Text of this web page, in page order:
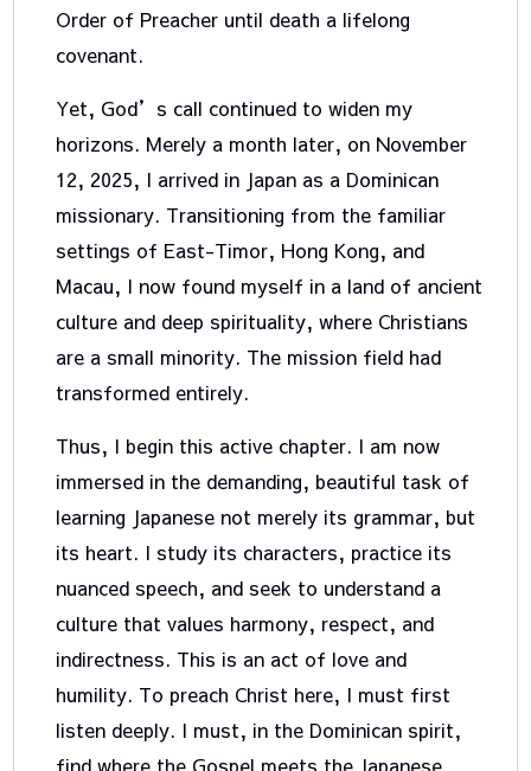
Order of Preacher until death a lifelong
covenant.
Yet, God’s call continued to widen my
horizons. Merely a month later, on November
12, 2025, I arrived in Japan as a Dominican
missionary. Transitioning from the familiar
settings of East-Timor, Hong Kong, and
Macau, I now found myself in a land of ancient
culture and deep spirituality, where Christians
are a small minority. The mission field had
transformed entirely.
Thus, I begin this active chapter. I am now
immersed in the demanding, beautiful task of
learning Japanese not merely its grammar, but
its heart. I study its characters, practice its
nuanced speech, and seek to understand a
culture that values harmony, respect, and
indirectness. This is an act of love and
humility. To preach Christ here, I must first
listen deeply. I must, in the Dominican spirit,
find where the Gospel meets the Japanese